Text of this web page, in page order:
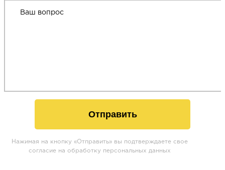
Ваш вопрос
Отправить
Нажимая на кнопку «Отправить» вы подтверждаете свое
согласие на обработку персональных данных